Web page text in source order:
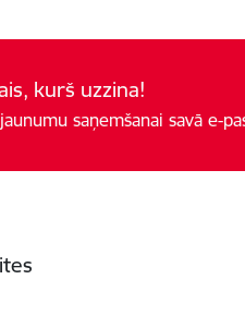
kurš uzzina!
saņemšanai savā e-